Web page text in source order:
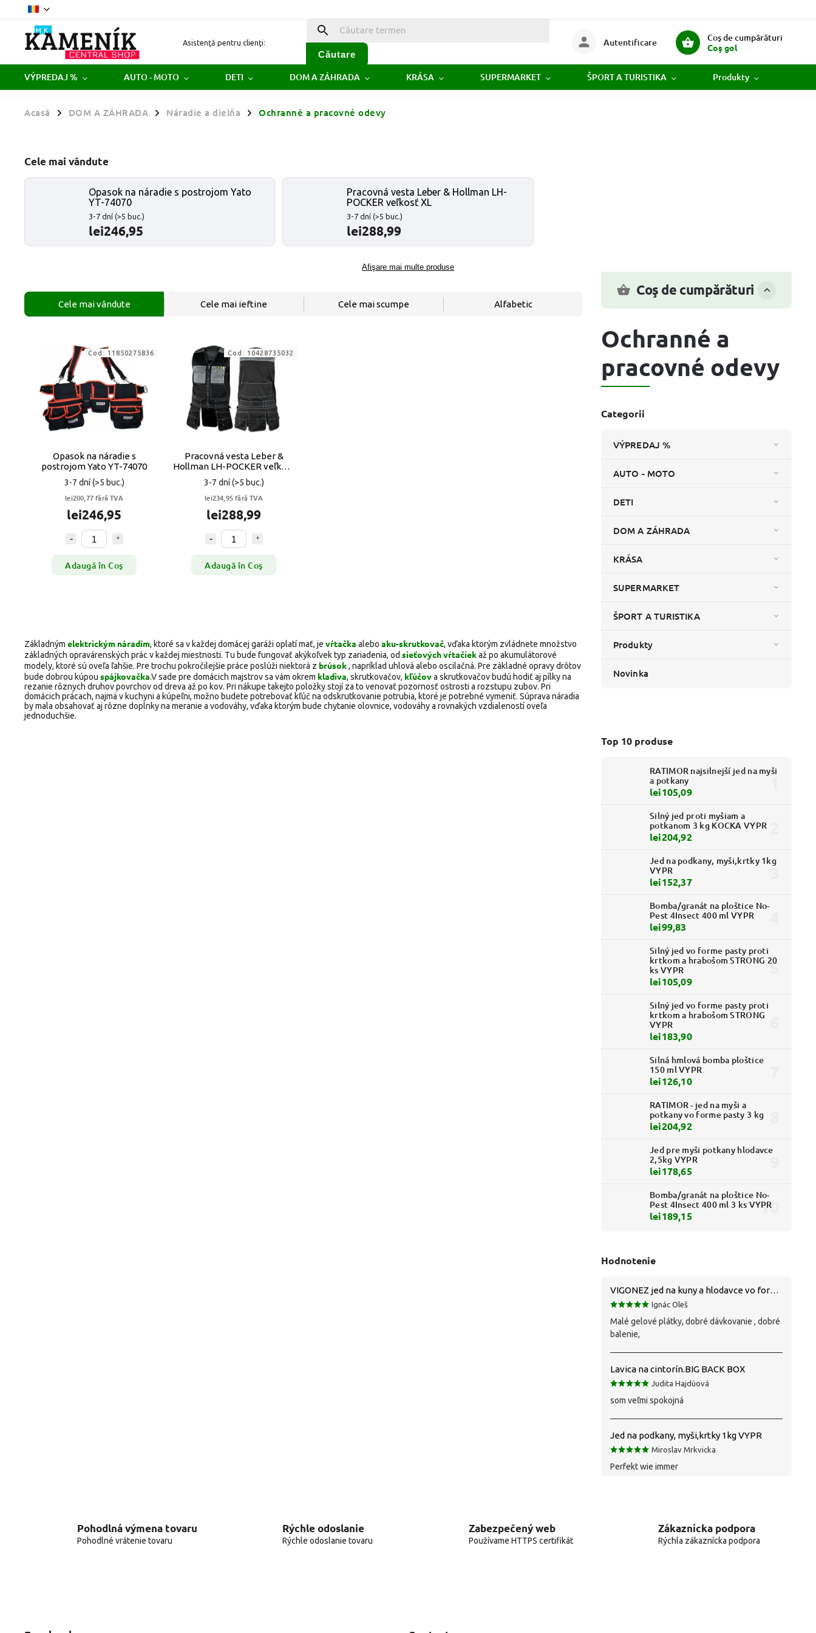
Asistenţă pentru clienţi:
Căutare
Coş de cumpărături
Coş gol
Autentificare
VÝPREDAJ % AUTO - MOTO DETI DOM A ZÁHRADA KRÁSA SUPERMARKET ŠPORT A TURISTIKA Produkty
Acasă / DOM A ZÁHRADA / Náradie a dielňa / Ochranné a pracovné odevy
Cele mai vândute
Opasok na náradie s postrojom Yato
YT-74070
3-7 dní (>5 buc.)
lei246,95
Pracovná vesta Leber & Hollman LH-
POCKER veľkosť XL
3-7 dní(>5 buc.)
lei288,99
Afişare mai multe produse
Coş de cumpărături
Ochranné a
pracovné odevy
Categorii
VÝPREDAJ %
AUTO - MOTO
DETI
DOM A ZÁHRADA
KRÁSA
SUPERMARKET
ŠPORT A TURISTIKA
Produkty
Novinka
Top 10 produse
RATIMOR najsilnejší jed na myši
a potkany
lei105,09
Silný jed proti myšiam a
potkanom 3 kg KOCKA VYPR
lei204,92
Jed na podkany, myši,krtky 1kg
VYPR
lei152,37
Bomba/granát na ploštice No-
Pest 4Insect 400 ml VYPR
lei99,83
Silný jed vo forme pasty proti
krtkom a hrabošom STRONG 20
ks VYPR
lei105,09
Silný jed vo forme pasty proti
krtkom a hrabošom STRONG
VYPR
lei183,90
Silná hmlová bomba ploštice
150 ml VYPR
lei126,10
RATIMOR - jed na myši a
potkany vo forme pasty 3 kg
lei204,92
Jed pre myši potkany hlodavce
2,5kg VYPR
lei178,65
Bomba/granát na ploštice No-
Pest 4Insect 400 ml 3 ks VYPR
lei189,15
Hodnotenie
VIGONEZ jed na kuny a hlodavce vo forme pasty 1,5 kg
Ignác Oleš
Malé gelové plátky, dobré dávkovanie , dobré
balenie,
Lavica na cintorín.BIG BACK BOX
Judita Hajdúová
som veľmi spokojná
Jed na podkany, myši,krtky 1kg VYPR
Miroslav Mrkvicka
Perfekt wie immer
Cele mai vândute Cele mai ieftine Cele mai scumpe Alfabetic
Opasok na náradie s
postrojom Yato YT-74070
3-7 dní(>5 buc.)
lei200,77 fără TVA
lei246,95
Adaugă în Coş
Cod: 11850275836
Pracovná vesta Leber &
Hollman LH-POCKER veľkosť
XL
3-7 dní(>5 buc.)
lei234,95 fără TVA
lei288,99
Adaugă în Coş
Cod: 10428735032
Základným elektrickým náradím, ktoré sa v každej domácej garáži oplatí mať, je vŕtačka alebo aku-skrutkovač, vďaka ktorým zvládnete množstvo
základných opravárenských prác v každej miestnosti. Tu bude fungovať akýkoľvek typ zariadenia, od sieťových vŕtačiekaž po akumulátorové
modely, ktoré sú oveľa ľahšie. Pre trochu pokročilejšie práce poslúži niektorá z brúsok, napríklad uhlová alebo oscilačná. Pre základné opravy drôtov
bude dobrou kúpou spájkovačka.V sade pre domácich majstrov sa vám okrem kladiva, skrutkovačov, kľúčova skrutkovačov budú hodiť aj pílky na
rezanie rôznych druhov povrchov od dreva až po kov. Pri nákupe takejto položky stojí za to venovať pozornosť ostrosti a rozstupu zubov. Pri
domácich prácach, najmä v kuchyni a kúpeľni, možno budete potrebovať kľúč na odskrutkovanie potrubia, ktoré je potrebné vymeniť. Súprava náradia
by mala obsahovať aj rôzne doplnky na meranie a vodováhy, vďaka ktorým bude chytanie olovnice, vodováhy a rovnakých vzdialeností oveľa
jednoduchšie.
Pohodlná výmena tovaru
Pohodlné vrátenie tovaru
Rýchle odoslanie
Rýchle odoslanie tovaru
Zabezpečený web
Používame HTTPS certifikát
Zákaznícka podpora
Rýchla zákaznícka podpora